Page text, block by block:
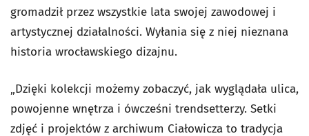
gromadził przez wszystkie lata swojej zawodowej i
artystycznej działalności. Wyłania się z niej nieznana
historia wrocławskiego dizajnu.
„Dzięki kolekcji możemy zobaczyć, jak wyglądała ulica,
powojenne wnętrza i ówcześni trendsetterzy. Setki
zdjęć i projektów z archiwum Ciałowicza to tradycja